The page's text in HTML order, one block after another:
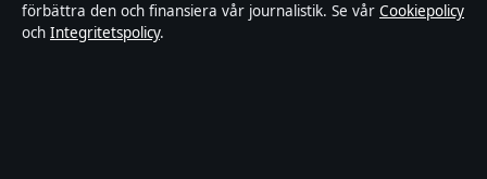
Rättelsepolicy
förbättra den och finansiera vår journalistik. Se vår Cookiepolicy
och Integritetspolicy.